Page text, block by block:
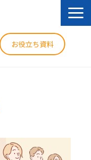
お役立ち資料